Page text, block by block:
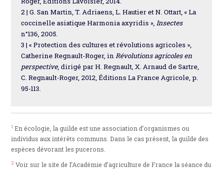
2 | G. San Martin, T. Adriaens, L. Hautier et N. Ottart, « La
coccinelle asiatique Harmonia axyridis », Insectes
n°136, 2005.
3 | « Protection des cultures et révolutions agricoles »,
Catherine Regnault-Roger, in Révolutions agricoles en
perspective, dirigé par H. Regnault, X. Arnaud de Sartre,
C. Regnault-Roger, 2012, Éditions La France Agricole, p.
95-113.
1 En écologie, la guilde est une association d’organismes ou
individus aux intérêts communs. Dans le cas présent, la guilde des
espèces dévorant les pucerons.
2 Voir sur le site de l’Académie d’agriculture de France la séance du